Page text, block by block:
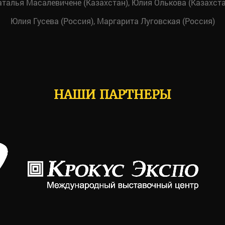
Масалевичене (Казахстан), Юлия Олькова
Юлия Гусева (Россия), Маргарита Луговская (Россия)
НАШИ ПАРТНЕРЫ